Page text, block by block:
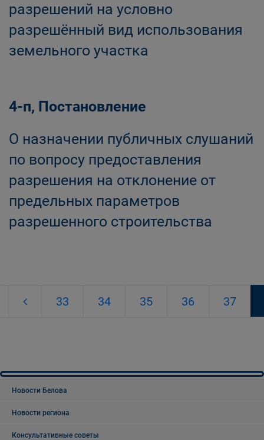
разрешений на условно
разрешённый вид использования
земельного участка
4-п, Постановление
О назначении публичных слушаний
по вопросу предоставления
разрешения на отклонение от
предельных параметров
разрешенного строительства
33 34 35 36 37
Новости Белова
Новости региона
Консультативные советы